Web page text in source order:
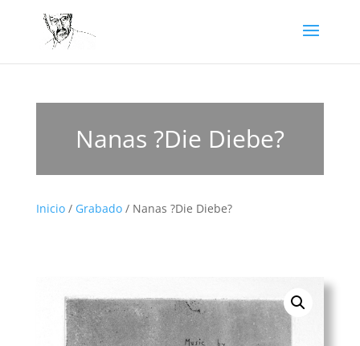
Nanas ?Die Diebe?
Inicio/ Grabado/ Nanas ?Die Diebe?